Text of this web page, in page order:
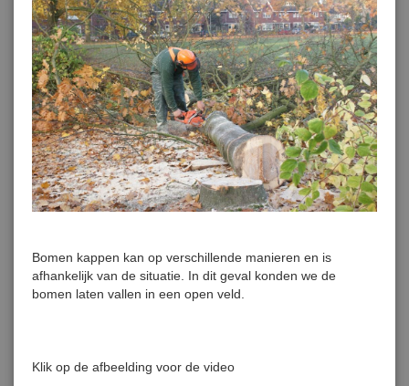
Bomen kappen kan op verschillende manieren en is
afhankelijk van de situatie. In dit geval konden we de
bomen laten vallen in een open veld.
Klik op de afbeelding voor de video